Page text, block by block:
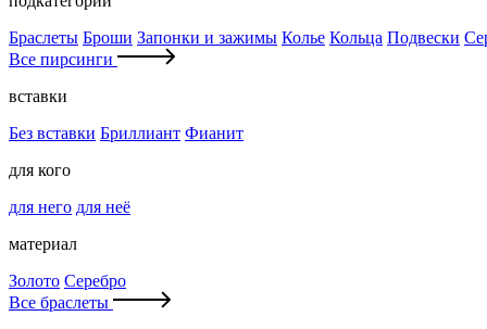
Браслеты Броши Запонки и зажимы Колье Кольца Подвески
Все пирсинги
вставки
Без вставки Бриллиант Фианит
для кого
для него для неё
материал
Золото Серебро
Все браслеты